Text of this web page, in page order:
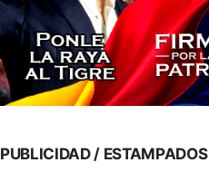
PUBLICIDAD / ESTAMPADOS